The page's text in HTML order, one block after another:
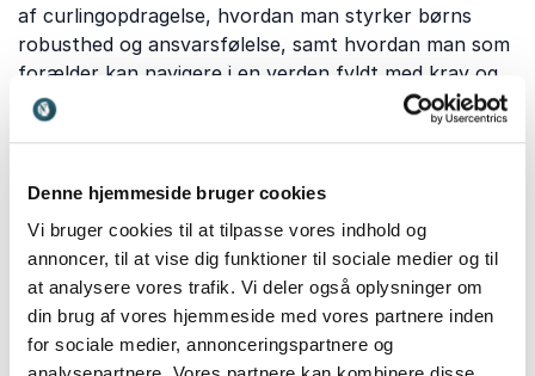
Denne hjemmeside bruger cookies
Vi bruger cookies til at tilpasse vores indhold og
annoncer, til at vise dig funktioner til sociale medier og til
at analysere vores trafik. Vi deler også oplysninger om
din brug af vores hjemmeside med vores partnere inden
for sociale medier, annonceringspartnere og
af curlingopdragelse, hvordan man styrker børns
robusthed og ansvarsfølelse, samt hvordan man som
forælder kan navigere i en verden fyldt med krav og
forventninger. Derudover kan foredragene tilbyde
ansvar. Mange foredragsholdere bruger humor,
skabe en engagerende oplevelse.
Disse foredrag er relevante for forældre,
bedsteforældre, lærere og pædagoger, der ønsker at
forstå og reflektere over deres rolle i børns liv. De